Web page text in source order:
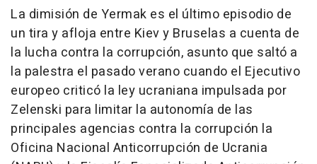
La dimisión de Yermak es el último episodio de
un tira y afloja entre Kiev y Bruselas a cuenta de
la lucha contra la corrupción, asunto que saltó a
la palestra el pasado verano cuando el Ejecutivo
europeo criticó la ley ucraniana impulsada por
Zelenski para limitar la autonomía de las
principales agencias contra la corrupción la
Oficina Nacional Anticorrupción de Ucrania